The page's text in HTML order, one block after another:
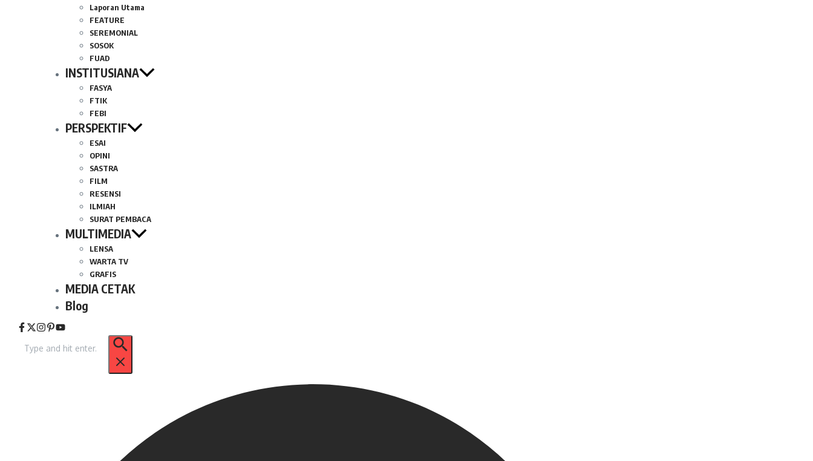
Laporan Utama
FEATURE
SEREMONIAL
SOSOK
FUAD
INSTITUSIANA
FASYA
FTIK
FEBI
PERSPEKTIF
ESAI
OPINI
SASTRA
FILM
RESENSI
ILMIAH
SURAT PEMBACA
MULTIMEDIA
LENSA
WARTA TV
GRAFIS
MEDIA CETAK
Blog
untuk: